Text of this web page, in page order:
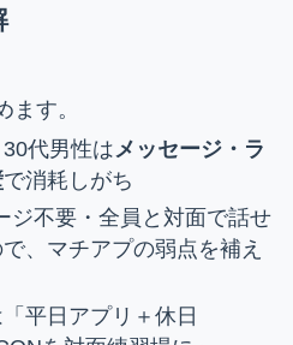
ます。
代男性はメッセージ・ラ
で消耗しがち
ジ不要・全員と対面で話せ
、マチアプの弱点を補え
平日アプリ＋休日